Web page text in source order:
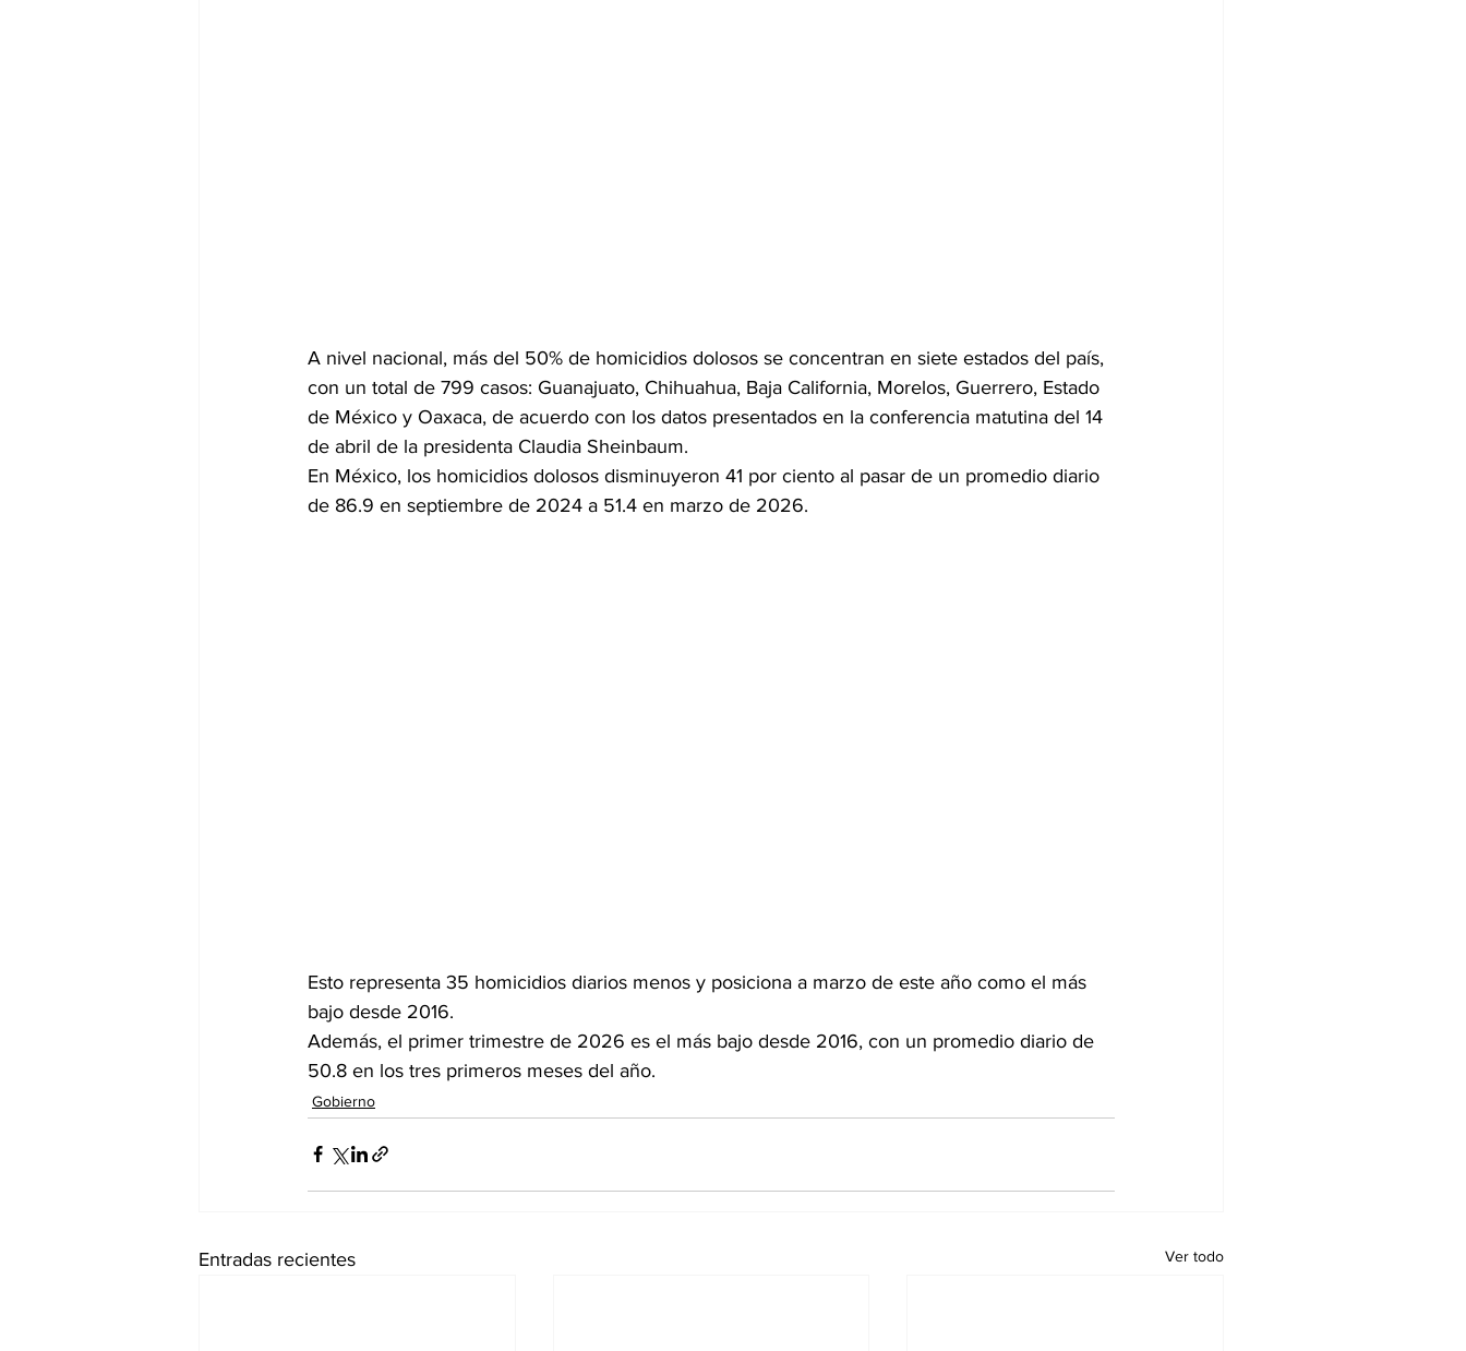
A nivel nacional, más del 50% de homicidios dolosos se concentran en siete estados del país,
con un total de 799 casos: Guanajuato, Chihuahua, Baja California, Morelos, Guerrero, Estado
de México y Oaxaca, de acuerdo con los datos presentados en la conferencia matutina del 14
de abril de la presidenta Claudia Sheinbaum.
En México, los homicidios dolosos disminuyeron 41 por ciento al pasar de un promedio diario
de 86.9 en septiembre de 2024 a 51.4 en marzo de 2026.
Esto representa 35 homicidios diarios menos y posiciona a marzo de este año como el más
bajo desde 2016.
Además, el primer trimestre de 2026 es el más bajo desde 2016, con un promedio diario de
50.8 en los tres primeros meses del año.
Gobierno
Entradas recientes Ver todo